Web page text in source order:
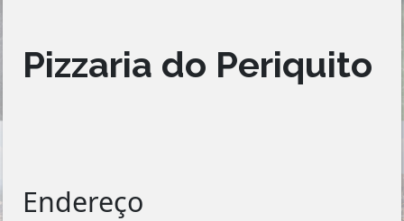
Pizzaria do Periquito
Endereço